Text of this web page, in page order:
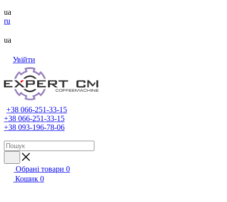
ua
ru
ua
Увійти
+38 066-251-33-15
+38 066-251-33-15
+38 093-196-78-06
Обрані товари 0
Кошик 0